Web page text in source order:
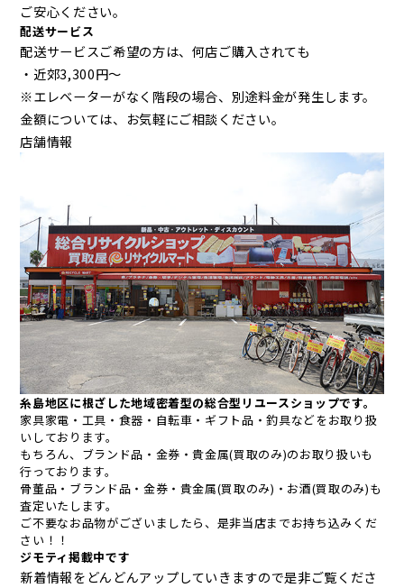
ご安心ください。
配送サービス
配送サービスご希望の方は、何店ご購入されても
・近郊3,300円～
※エレベーターがなく階段の場合、別途料金が発生します。
金額については、お気軽にご相談ください。
店舗情報
糸島地区に根ざした地域密着型の総合型リユースショップです。
家具家電・工具・食器・自転車・ギフト品・釣具などをお取り扱
いしております。
もちろん、ブランド品・金券・貴金属(買取のみ)のお取り扱いも
行っております。
骨董品・ブランド品・金券・貴金属(買取のみ)・お酒(買取のみ)も
査定いたします。
ご不要なお品物がございましたら、是非当店までお持ち込みくだ
さい！！
ジモティ掲載中です
新着情報をどんどんアップしていきますので是非ご覧くださ